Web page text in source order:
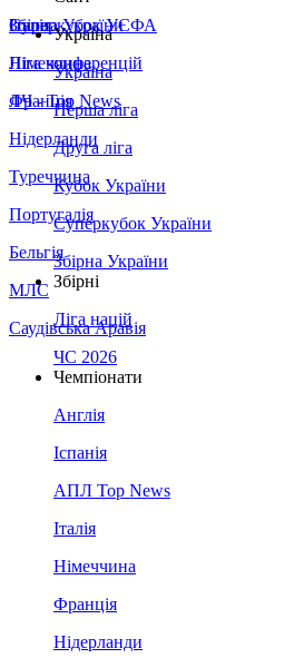
Збірна України
Італія
Німеччина
Франція
Нідерланди
Туреччина
Португалія
Бельгія
МЛС
Саудівська Аравія
Суперкубок УЄФА
Ліга конференцій
ЛЧ - Top News
Україна
Україна
Перша ліга
Друга ліга
Кубок України
Суперкубок України
Збірна України
Збірні
Ліга націй
ЧС 2026
Чемпіонати
Англія
Іспанія
АПЛ Top News
Італія
Німеччина
Франція
Нідерланди